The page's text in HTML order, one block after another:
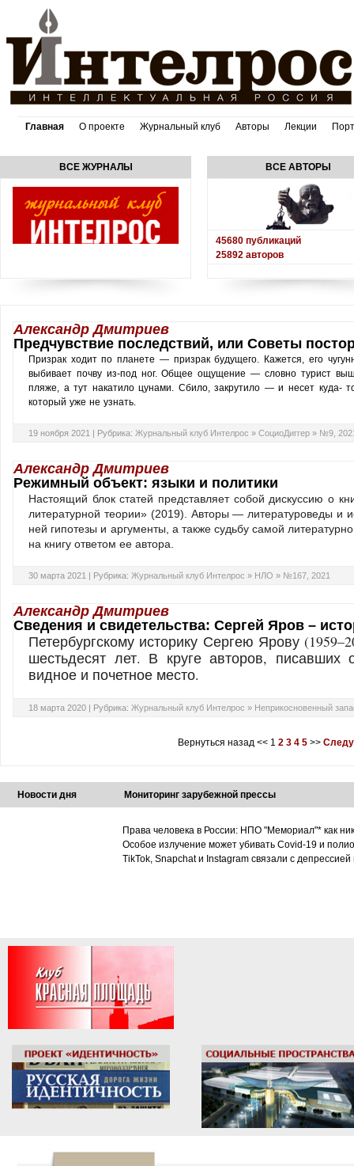
Главная О проекте Журнальный клуб Авторы Лекции
ВСЕ ЖУРНАЛЫ ВСЕ АВТОРЫ
45680 публикаций
25892 авторов
Александр Дмитриев
Предчувствие последствий, или Советы
Призрак ходит по планете — призрак будущего. Кажется, его
выбивает почву из-под ног. Общее ощущение — словно турист
пляже, а тут накатило цунами. Сбило, закрутило — и несет куда-
который уже не узнать.
19 ноября 2021 | Рубрика: Журнальный клуб Интелрос » СоциоДиггер » №9,
Александр Дмитриев
Режимный объект: языки и политики
Настоящий блок статей представляет собой дискуссию о
литературной теории» (2019). Авторы — литературоведы и
ней гипотезы и аргументы, а также судьбу самой
на книгу ответом ее автора.
30 марта 2021 | Рубрика: Журнальный клуб Интелрос » НЛО » №167, 2021
Александр Дмитриев
Сведения и свидетельства: Сергей Яров –
Петербургскому историку Сергею Ярову
шестьдесят лет. В круге авторов,
видное и почетное место.
18 марта 2020 | Рубрика: Журнальный клуб Интелрос » Неприкосновенный
Вернуться назад<< 1 2 3 4 5>>
Новости дня Мониторинг зарубежной прессы
Права человека в России: НПО "Мемориал"* как
Особое излучение может убивать Covid-19 и
TikTok, Snapchat и Instagram связали с